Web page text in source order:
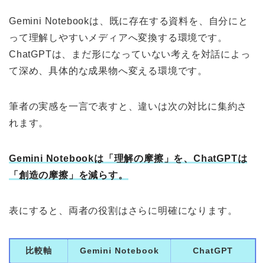
Gemini Notebookは、既に存在する資料を、自分にと
って理解しやすいメディアへ変換する環境です。
ChatGPTは、まだ形になっていない考えを対話によっ
て深め、具体的な成果物へ変える環境です。
筆者の実感を一言で表すと、違いは次の対比に集約さ
れます。
Gemini Notebookは「理解の摩擦」を、ChatGPTは
「創造の摩擦」を減らす。
表にすると、両者の役割はさらに明確になります。
比較軸 Gemini Notebook ChatGPT